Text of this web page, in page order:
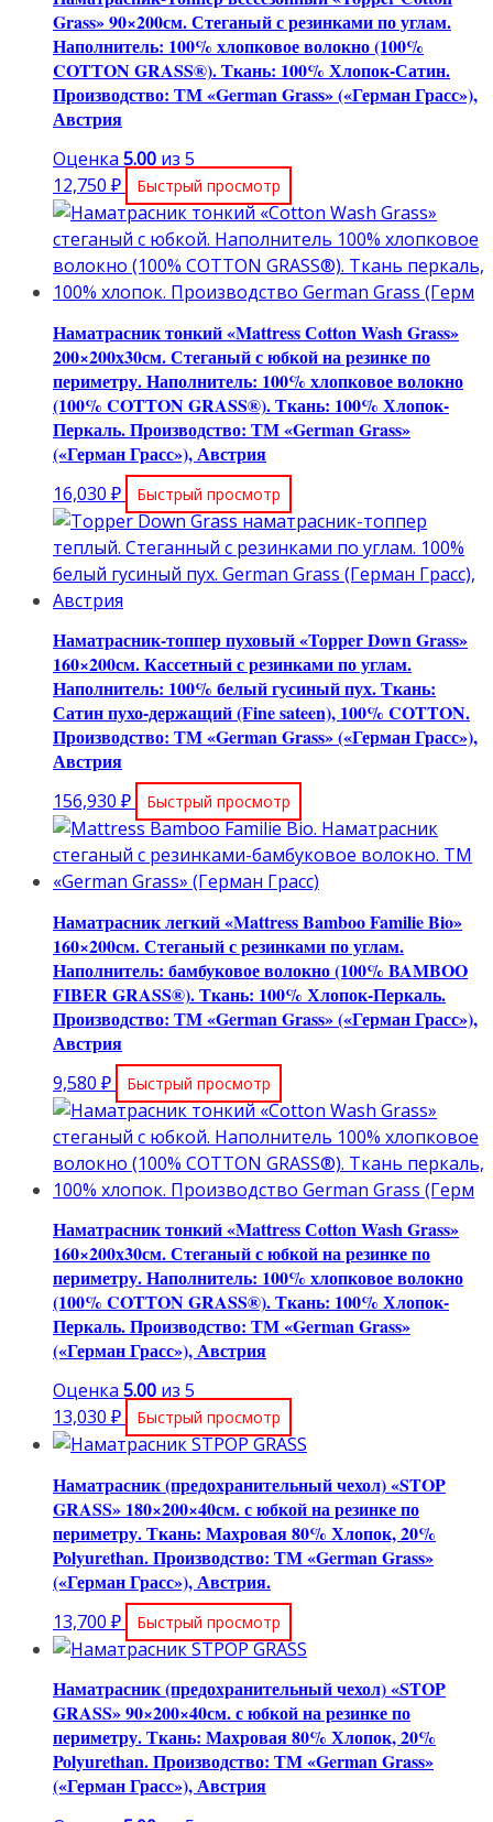
Grass» 90×200см. Стеганый с резинками по углам.
Наполнитель: 100% хлопковое волокно (100%
COTТON GRASS®). Ткань: 100% Хлопок-Сатин.
Производство: ТМ «German Grass» («Герман Грасс»),
Австрия
Оценка 5.00 из 5
12,750 ₽ Быстрый просмотр
Наматрасник тонкий «Mattress Сotton Wash Grass»
200×200х30см. Стеганый с юбкой на резинке по
периметру. Наполнитель: 100% хлопковое волокно
(100% COTТON GRASS®). Ткань: 100% Хлопок-
Перкаль. Производство: ТМ «German Grass»
(«Герман Грасс»), Австрия
16,030 ₽ Быстрый просмотр
Наматрасник-топпер пуховый «Topper Down Grass»
160×200см. Кассетный с резинками по углам.
Наполнитель: 100% белый гусиный пух. Ткань:
Сатин пухо-держащий (Fine sateen), 100% COTTON.
Производство: ТМ «German Grass» («Герман Грасс»),
Австрия
156,930 ₽ Быстрый просмотр
Наматрасник легкий «Mattress Bamboo Familie Bio»
160×200см. Стеганый с резинками по углам.
Наполнитель: бамбуковое волокно (100% BAMBOO
FIBER GRASS®). Ткань: 100% Хлопок-Перкаль.
Производство: ТМ «German Grass» («Герман Грасс»),
Австрия
9,580 ₽ Быстрый просмотр
Наматрасник тонкий «Mattress Сotton Wash Grass»
160×200х30см. Стеганый с юбкой на резинке по
периметру. Наполнитель: 100% хлопковое волокно
(100% COTТON GRASS®). Ткань: 100% Хлопок-
Перкаль. Производство: ТМ «German Grass»
(«Герман Грасс»), Австрия
Оценка 5.00 из 5
13,030 ₽ Быстрый просмотр
Наматрасник (предохранительный чехол) «STOP
GRASS» 180×200×40см. с юбкой на резинке по
периметру. Ткань: Махровая 80% Хлопок, 20%
Polyurethan. Производство: ТМ «German Grass»
(«Герман Грасс»), Австрия.
13,700 ₽ Быстрый просмотр
Наматрасник (предохранительный чехол) «STOP
GRASS» 90×200×40см. с юбкой на резинке по
периметру. Ткань: Махровая 80% Хлопок, 20%
Polyurethan. Производство: ТМ «German Grass»
(«Герман Грасс»), Австрия